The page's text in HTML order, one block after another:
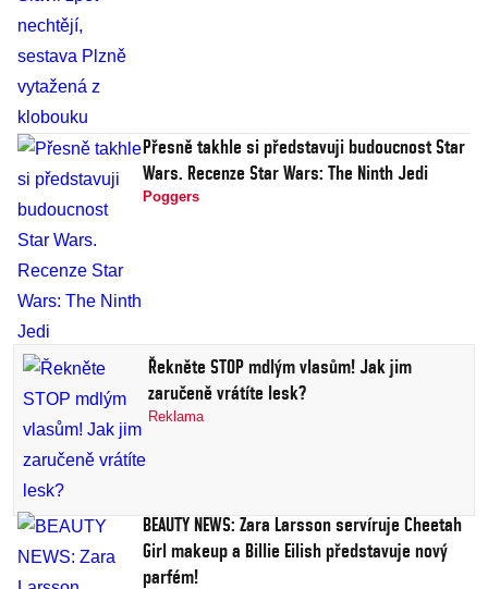
Přesně takhle si představuji budoucnost Star
Wars. Recenze Star Wars: The Ninth Jedi
Poggers
Řekněte STOP mdlým vlasům! Jak jim
zaručeně vrátíte lesk?
Reklama
BEAUTY NEWS: Zara Larsson servíruje Cheetah
Girl makeup a Billie Eilish představuje nový
parfém!